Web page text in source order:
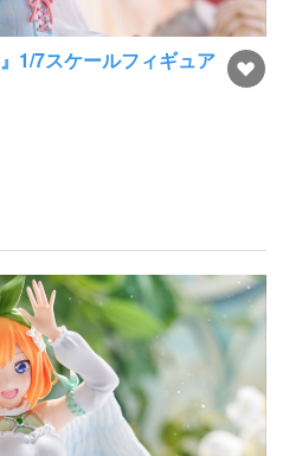
1/7スケールフィギュア